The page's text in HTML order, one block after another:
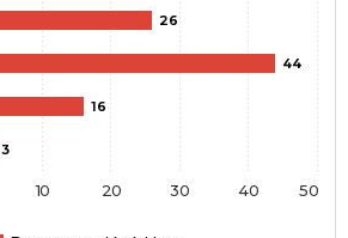
26
44
16
3
10 20 30 40 50